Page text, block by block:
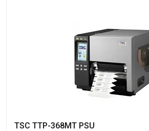
TSC TTP-368MT PSU